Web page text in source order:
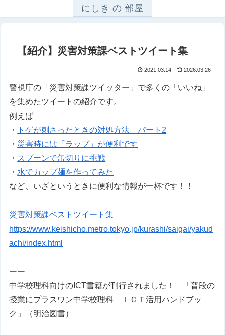
にしき の 部屋
【紹介】災害対策課ベストツイート集
2021.03.14 2026.03.26
警視庁の「災害対策課ツイッター」で多くの「いいね」
を集めたツイートの紹介です。
例えば
・
トゲが刺さったときの対処方法 パート2
・ 災害時には「ラップ」が便利です
・ スプーンで缶切りに挑戦
・ 水でカップ麺を作ってみた
など、いざというときに便利な情報が一杯です！！
災害対策課ベストツイート集
https://www.keishicho.metro.tokyo.jp/kurashi/saigai/yakud
achi/index.html
ーー
中学校理科向けのICT書籍が刊行されました！ 「普段の
授業にプラスワン中学校理科 ＩＣＴ活用ハンドブッ
ク 」（明治図書）